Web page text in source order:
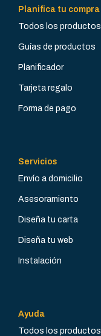
Planifica tu compra
Todos los productos
Guías de productos
Planificador
Tarjeta regalo
Forma de pago
Servicios
Envío a domicilio
Asesoramiento
Diseña tu carta
Diseña tu web
Instalación
Ayuda
Todos los productos